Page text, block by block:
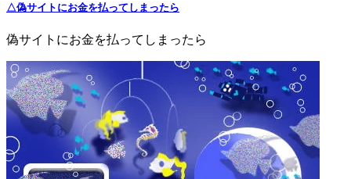
△偽サイトにお金を払ってしまったら
偽サイトにお金を払ってしまったら